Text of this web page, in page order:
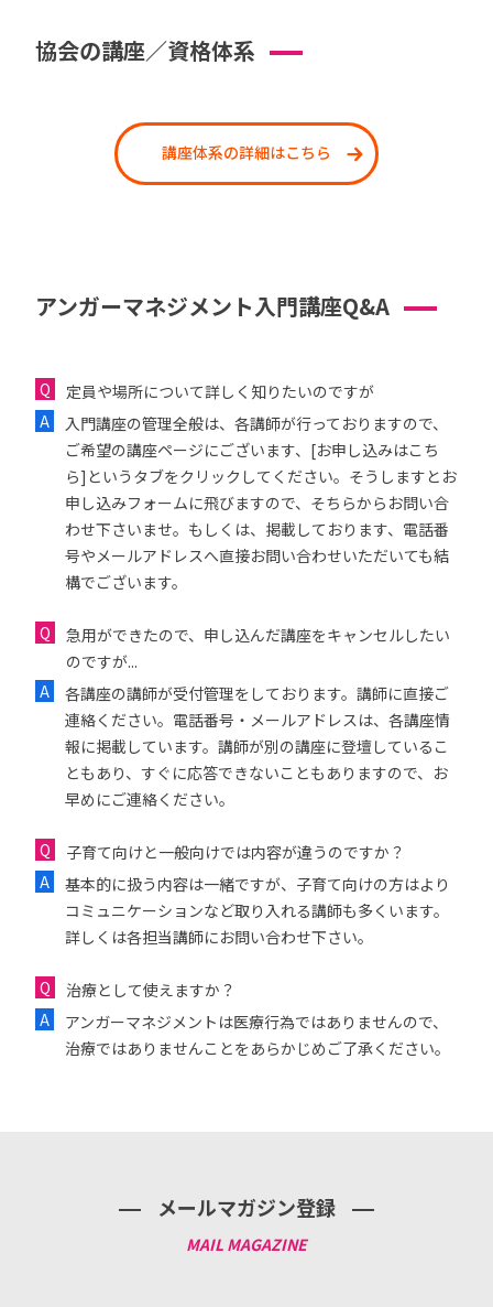
協会の講座／資格体系
講座体系の詳細はこちら
アンガーマネジメント入門講座Q&A
定員や場所について詳しく知りたいのですが
入門講座の管理全般は、各講師が行っておりますので、
ご希望の講座ページにございます、[お申し込みはこち
ら]というタブをクリックしてください。そうしますとお
申し込みフォームに飛びますので、そちらからお問い合
わせ下さいませ。もしくは、掲載しております、電話番
号やメールアドレスへ直接お問い合わせいただいても結
構でございます。
急用ができたので、申し込んだ講座をキャンセルしたい
のですが...
各講座の講師が受付管理をしております。講師に直接ご
連絡ください。電話番号・メールアドレスは、各講座情
報に掲載しています。講師が別の講座に登壇しているこ
ともあり、すぐに応答できないこともありますので、お
早めにご連絡ください。
子育て向けと一般向けでは内容が違うのですか？
基本的に扱う内容は一緒ですが、子育て向けの方はより
コミュニケーションなど取り入れる講師も多くいます。
詳しくは各担当講師にお問い合わせ下さい。
治療として使えますか？
アンガーマネジメントは医療行為ではありませんので、
治療ではありませんことをあらかじめご了承ください。
メールマガジン登録